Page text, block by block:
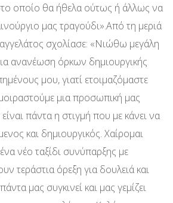
οποίο θα ήθελα ούτως ή άλλως να
μας τραγούδι».Από τη μεριά
σχολίασε: «Νιώθω μεγάλη
ανανέωση όρκων δημιουργικής
μου, γιατί ετοιμαζόμαστε
μια προσωπική μας
πάντα η στιγμή που με κάνει να
και δημιουργικός. Χαίρομαι
νέο ταξίδι συνύπαρξης με
τεράστια όρεξη για δουλειά και
μας συγκινεί και μας γεμίζει